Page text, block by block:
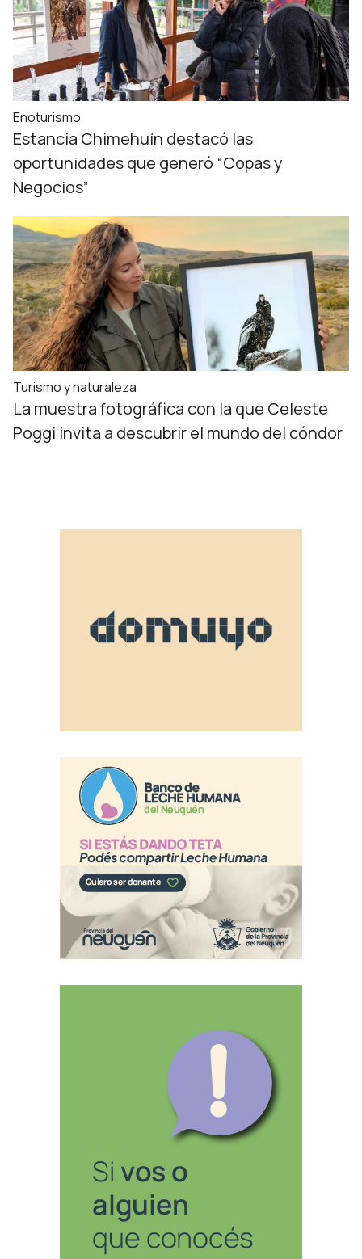
Enoturismo
Estancia Chimehuín destacó las
oportunidades que generó “Copas y
Negocios”
Turismo y naturaleza
La muestra fotográfica con la que Celeste
Poggi invita a descubrir el mundo del cóndor